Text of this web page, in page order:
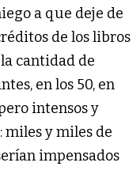
a que deje de
de los libros
cantidad de
en los 50, en
intensos y
miles y miles de
impensados